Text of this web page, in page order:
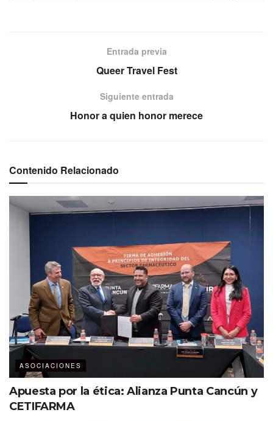
Unidos) antes de que la pandemia impusiera una pausa
obligatoria en sus actividades.
Ahora, el GMC se relanza con un importante encuentro
Tendencias Empresariales y de Eventos para
del inicio de IMEX Frankfurt 2024 (14-16 de mayo en
Alemania).
Este curso también estará disponible en futuros eventos
El Global MICE Collaborative reúne a
tres de las asociaciones más
conocidas de la industria: IAEE, MPI
y SITE, para proporcionar a la
comunidad global de profesionales
de eventos empresariales una
colaboración de ‘lo mejor de lo
mejor’, centrada inicialmente en la
educación».
Entrada previa
Queer Travel Fest
Siguiente entrada
Honor a quien honor merece
Contenido Relacionado
ASOCIACIONES
Apuesta por la ética: Alianza Punta Cancún y
CETIFARMA